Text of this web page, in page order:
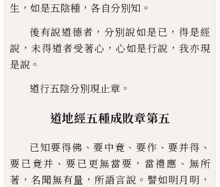
生 ， 如是五陰種 ， 各自分別知 。
後有說道德者 ， 分別說如是已 ， 得是經
說 ， 未得道者受著心 ， 心如是行說 ， 我亦現
是說 。
道行五陰分別現止章 。
道地經五種成敗章第五
已知要得佛 、要中竟 、要作 、要并得 、
要已竟并 、 要已更無當要 ， 當禮應 、 無所
著 ，名聞無有量 ， 所語言說 。 譬如明月明 ，